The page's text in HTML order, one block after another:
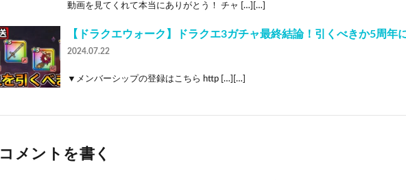
動画を見てくれて本当にありがとう！ チャ […][…]
【ドラクエウォーク】ドラクエ3ガチャ最終結論！引くべきか5周年
2024.07.22
▼メンバーシップの登録はこちら http […][…]
コメントを書く